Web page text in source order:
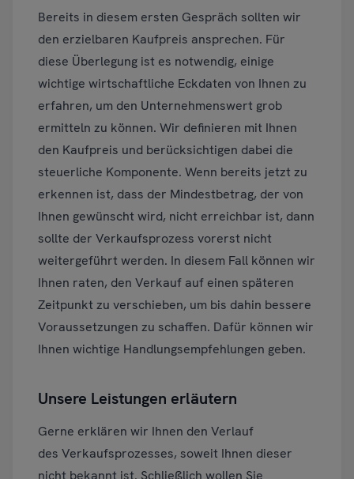
Bereits in diesem ersten Gespräch sollten wir
den erzielbaren Kaufpreis ansprechen. Für
diese Überlegung ist es notwendig, einige
wichtige wirtschaftliche Eckdaten von Ihnen zu
erfahren, um den Unternehmenswert grob
ermitteln zu können. Wir definieren mit Ihnen
den Kaufpreis und berücksichtigen dabei die
steuerliche Komponente. Wenn bereits jetzt zu
erkennen ist, dass der Mindestbetrag, der von
Ihnen gewünscht wird, nicht erreichbar ist, dann
sollte der Verkaufsprozess vorerst nicht
weitergeführt werden. In diesem Fall können wir
Ihnen raten, den Verkauf auf einen späteren
Zeitpunkt zu verschieben, um bis dahin bessere
Voraussetzungen zu schaffen. Dafür können wir
Ihnen wichtige Handlungsempfehlungen geben.
Unsere Leistungen erläutern
Gerne erklären wir Ihnen den Verlauf
des Verkaufsprozesses, soweit Ihnen dieser
nicht bekannt ist. Schließlich wollen Sie